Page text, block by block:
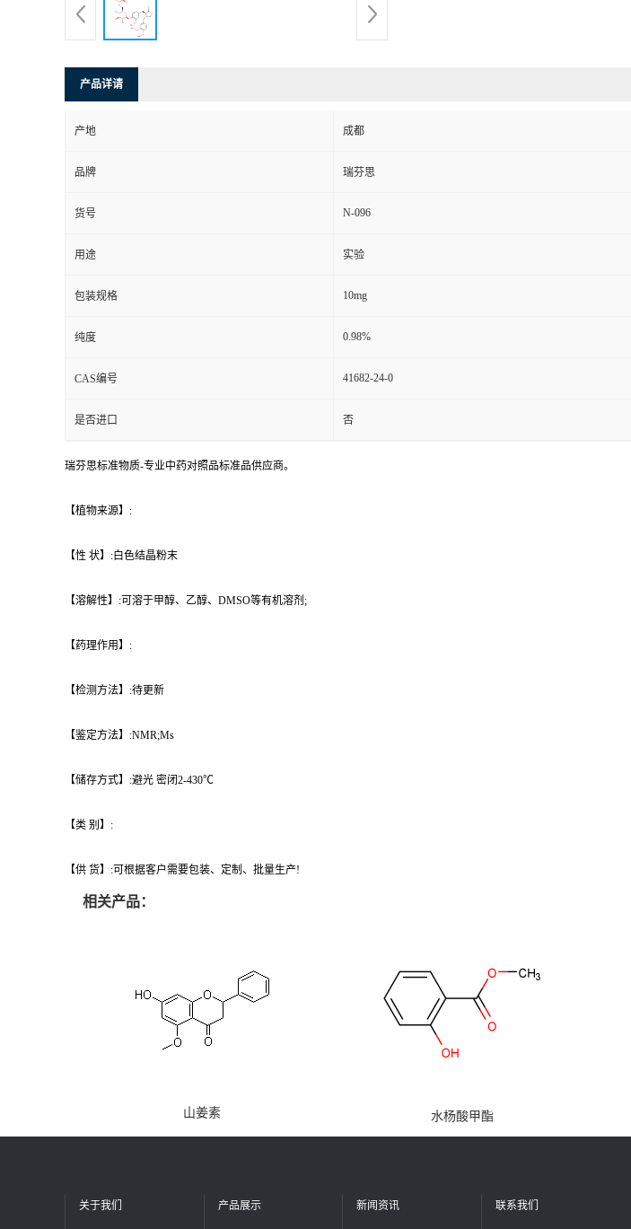
产品详请
产地 成都
品牌 瑞芬思
货号 N-096
用途 实验
包装规格 10mg
纯度 0.98%
CAS编号 41682-24-0
是否进口 否
瑞芬思标准物质-专业中药对照品标准品供应商。
【植物来源】:
【性 状】:白色结晶粉末
【溶解性】:可溶于甲醇、乙醇、DMSO等有机溶剂;
【药理作用】:
【检测方法】:待更新
【鉴定方法】:NMR;Ms
【储存方式】:避光 密闭2-430℃
【类 别】:
【供 货】:可根据客户需要包装、定制、批量生产!
相关产品：
山姜素 水杨酸甲酯
关于我们 产品展示 新闻资讯 联系我们